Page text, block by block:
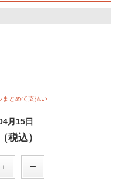
まとめて支払い
月15日
税込）